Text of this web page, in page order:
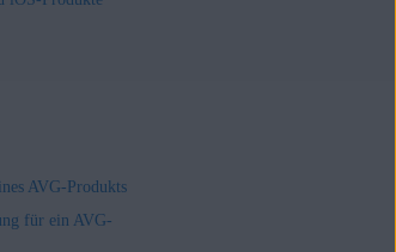
AVG-Produkts
für ein AVG-